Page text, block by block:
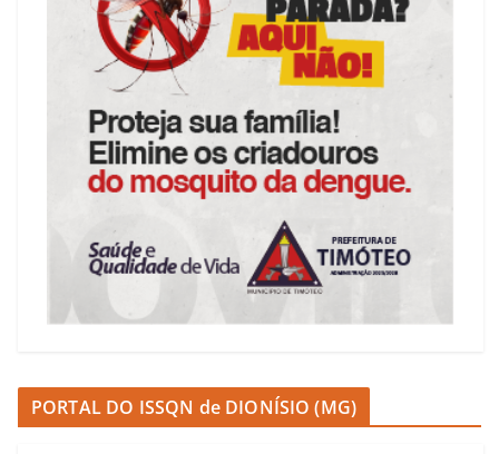
PORTAL DO ISSQN de DIONÍSIO (MG)